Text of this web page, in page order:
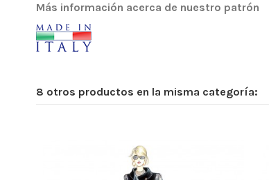
Más información acerca de nuestro patrón
8 otros productos en la misma categoría: